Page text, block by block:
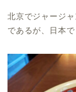
北京でジャージ
であるが、日本